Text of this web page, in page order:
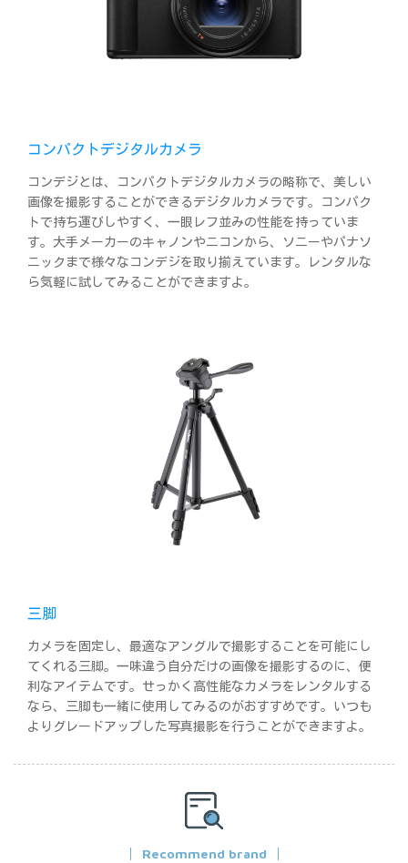
コンパクトデジタルカメラ
コンデジとは、コンパクトデジタルカメラの略称で、美しい
画像を撮影することができるデジタルカメラです。コンパク
トで持ち運びしやすく、一眼レフ並みの性能を持っていま
す。大手メーカーのキャノンやニコンから、ソニーやパナソ
ニックまで様々なコンデジを取り揃えています。レンタルな
ら気軽に試してみることができますよ。
三脚
カメラを固定し、最適なアングルで撮影することを可能にし
てくれる三脚。一味違う自分だけの画像を撮影するのに、便
利なアイテムです。せっかく高性能なカメラをレンタルする
なら、三脚も一緒に使用してみるのがおすすめです。いつも
よりグレードアップした写真撮影を行うことができますよ。
Recommend brand